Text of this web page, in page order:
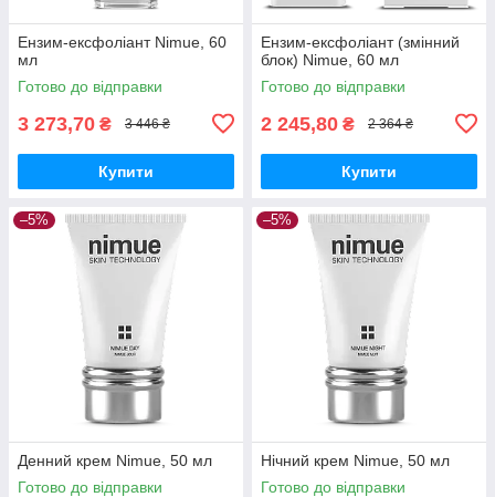
Ензим-ексфоліант Nimue, 60
мл
Готово до відправки
3 273,70 ₴ 3 446 ₴
Купити
Ензим-ексфоліант (змінний
блок) Nimue, 60 мл
Готово до відправки
2 245,80 ₴ 2 364 ₴
Купити
–5%
Денний крем Nimue, 50 мл
Готово до відправки
–5%
Нічний крем Nimue, 50 мл
Готово до відправки